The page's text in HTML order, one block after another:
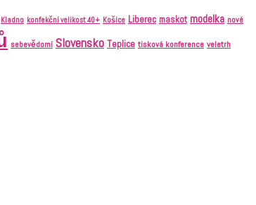
Kladno konfekční velikost 40+ Košice Liberec maskot modelka nové
sebevědomí Slovensko Teplice tisková konference veletrh